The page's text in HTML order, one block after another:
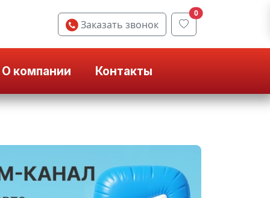
Заказать звонок
0
О компании Контакты